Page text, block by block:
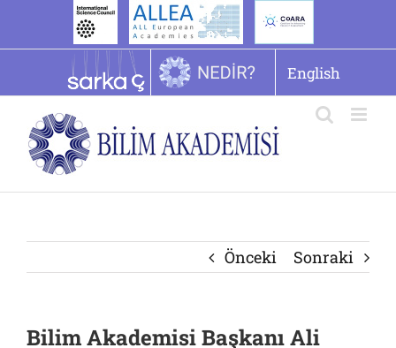
English
Önceki Sonraki
Bilim Akademisi Başkanı Ali